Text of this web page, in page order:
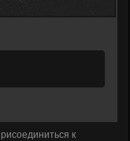
к